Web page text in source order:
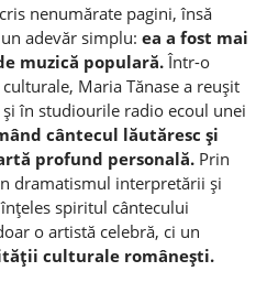
nenumărate pagini, însă
adevăr simplu: ea a fost mai
muzică populară.Într-o
Maria Tănase a reuşit
şi în studiourile radio ecoul unei
cântecul lăutăresc şi
profund personală. Prin
dramatismul interpretării şi
spiritul cântecului
o artistă celebră, ci un
culturale româneşti.